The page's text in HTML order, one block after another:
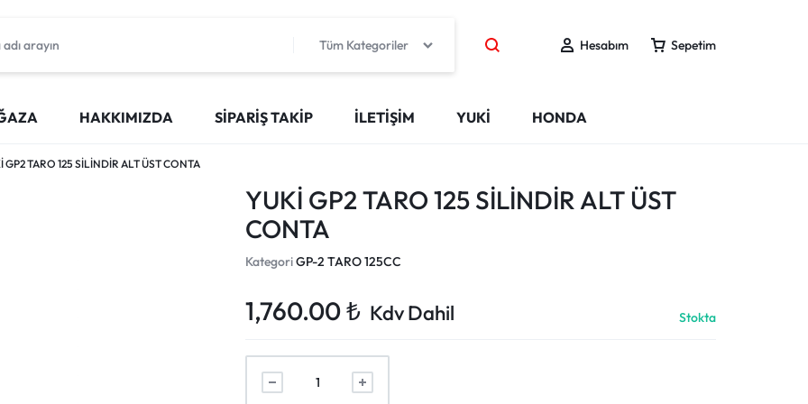
Tüm Kategoriler Hesabım Sepetim
HAKKIMIZDA SIPARIŞ TAKIP İLETIŞIM YUKİ HONDA
GP2 TARO 125 SİLİNDİR ALT ÜST CONTA
YUKİ GP2 TARO 125 SİLİNDİR ALT ÜST
CONTA
KategoriGP-2 TARO 125CC
1,760.00₺ Kdv Dahil Stokta